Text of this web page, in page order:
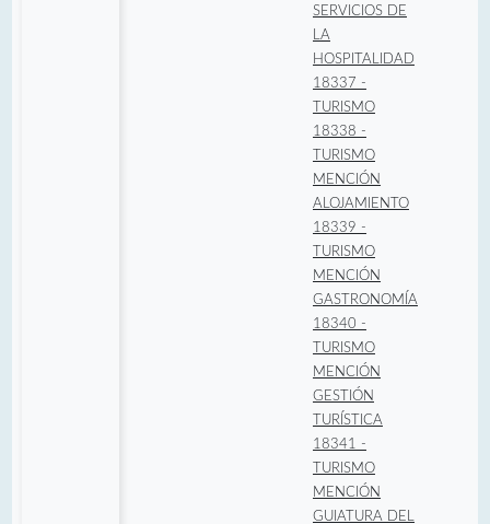
SERVICIOS DE
LA
HOSPITALIDAD
18337 -
TURISMO
18338 -
TURISMO
MENCIÓN
ALOJAMIENTO
18339 -
TURISMO
MENCIÓN
GASTRONOMÍA
18340 -
TURISMO
MENCIÓN
GESTIÓN
TURÍSTICA
18341 -
TURISMO
MENCIÓN
GUIATURA DEL